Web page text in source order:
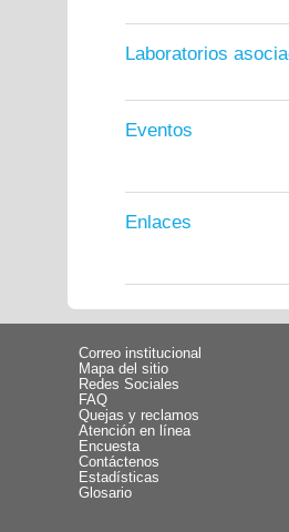
Laboratorios
Eventos
Enlaces
Correo institucional
Mapa del sitio
Redes Sociales
FAQ
Quejas y reclamos
Atención en línea
Encuesta
Contáctenos
Estadísticas
Glosario